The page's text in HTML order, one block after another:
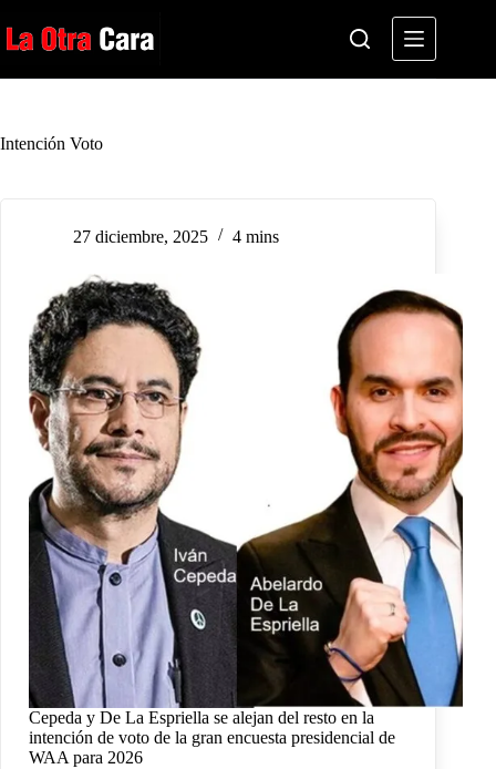
al
contenido
Intención Voto
27 diciembre, 2025 4 mins
Cepeda y De La Espriella se alejan del resto en la
intención de voto de la gran encuesta presidencial de
WAA para 2026